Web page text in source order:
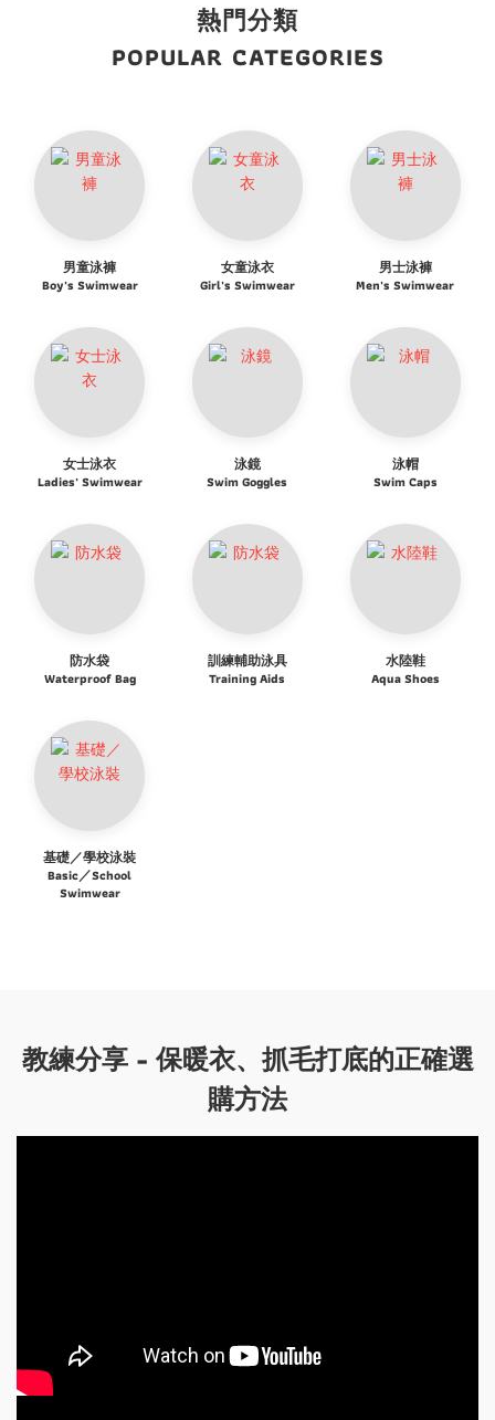
熱門分類
POPULAR CATEGORIES
男童泳褲
Boy's Swimwear
女童泳衣
Girl's Swimwear
男士泳褲
Men's Swimwear
女士泳衣
Ladies' Swimwear
泳鏡
Swim Goggles
泳帽
Swim Caps
防水袋
Waterproof Bag
訓練輔助泳具
Training Aids
水陸鞋
Aqua Shoes
基礎／學校泳裝
Basic／School
Swimwear
教練分享 - 保暖衣、抓毛打底的正確選
購方法